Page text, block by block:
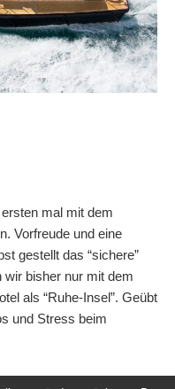
mal mit dem
Vorfreude und eine
gestellt das “sichere”
wir bisher nur mit dem
als “Ruhe-Insel”. Geübt
und Stress beim